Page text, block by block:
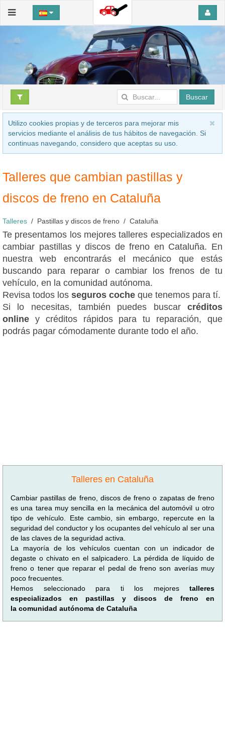
Buscar
Utilizo cookies propias y de terceros para mejorar mis
servicios mediante el análisis de tus hábitos de navegación. Si
continuas navegando, considero que aceptas su uso.
Talleres que cambian pastillas y
discos de freno en Cataluña
Talleres Pastillas y discos de freno Cataluña
Te presentamos los mejores talleres especializados en
cambiar pastillas y discos de freno en Cataluña. En
nuestra web encontrarás el mecánico que estás
buscando para reparar o cambiar los frenos de tu
vehículo, en la comunidad autónoma.
Revisa todos los seguros coche que tenemos para tí.
Si lo necesitas, también puedes buscar créditos
online y créditos rápidos para tu reparación, que
podrás pagar cómodamente durante todo el año.
Talleres en Cataluña
Cambiar pastillas de freno, discos de freno o zapatas de freno
es una tarea muy sencilla en la mecánica del automóvil u otro
tipo de vehículo. Este cambio, sin embargo, repercute en la
seguridad del conductor y los ocupantes del vehículo al ser una
de las claves de la seguridad activa.
La mayoría de los vehículos cuentan con un indicador de
degaste o chivato en el salpicadero. La pérdida de líquido de
freno o tener que reparar el pedal de freno son averías muy
poco frecuentes.
Hemos seleccionado para ti los mejores talleres
especializados en pastillas y discos de freno en
la comunidad autónoma de Cataluña